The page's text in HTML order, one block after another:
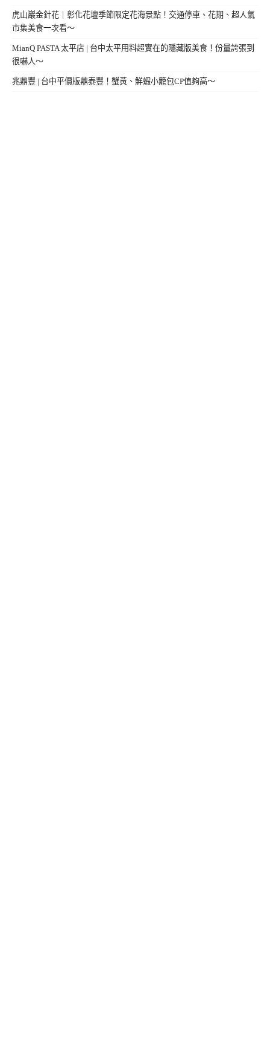
虎山巖金針花｜彰化花壇季節限定花海景點！交通停車、花期、超人氣
市集美食一次看～
MianQ PASTA 太平店 | 台中太平用料超實在的隱藏版美食！份量誇張到
很嚇人～
兆鼎豐 | 台中平價版鼎泰豐！蟹黃、鮮蝦小籠包CP值夠高～